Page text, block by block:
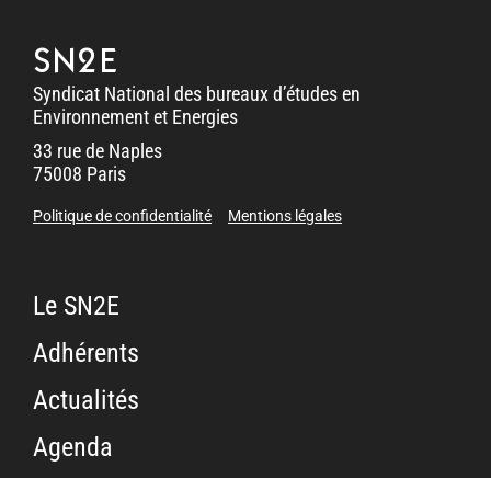
SN2E
Syndicat National des bureaux d’études en
Environnement et Energies
33 rue de Naples
75008 Paris
Politique de confidentialité Mentions légales
Le SN2E
Adhérents
Actualités
Agenda